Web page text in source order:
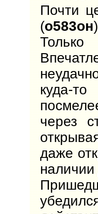
Почти
(о583он
куда-
через
даже
наличии